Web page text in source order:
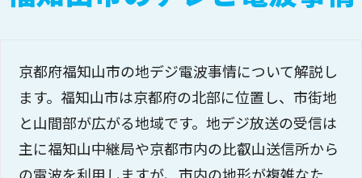
京都府福知山市の地デジ電波事情について解説し
ます。福知山市は京都府の北部に位置し、市街地
と山間部が広がる地域です。地デジ放送の受信は
主に福知山中継局や京都市内の比叡山送信所から